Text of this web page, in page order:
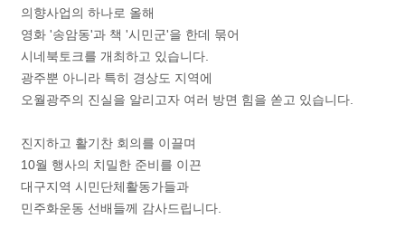
의향사업의 하나로 올해
영화 '송암동'과 책 '시민군'을 한데 묶어
시네북토크를 개최하고 있습니다.
광주뿐 아니라 특히 경상도 지역에
오월광주의 진실을 알리고자 여러 방면 힘을 쏟고 있습니다.
진지하고 활기찬 회의를 이끌며
10월 행사의 치밀한 준비를 이끈
대구지역 시민단체활동가들과
민주화운동 선배들께 감사드립니다.